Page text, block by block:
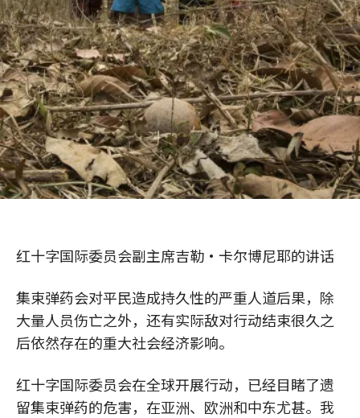
红十字国际委员会副主席吉勒·卡尔博尼耶的讲话
集束弹药会对平民造成持久性的严重人道后果，除
大量人员伤亡之外，还有实际敌对行动结束很久之
后依然存在的重大社会经济影响。
红十字国际委员会在全球开展行动，已经目睹了遗
留集束弹药的危害，在亚洲、欧洲和中东尤甚。我